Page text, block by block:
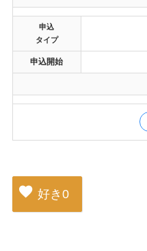
申込
タイプ
申込開始
好き 0